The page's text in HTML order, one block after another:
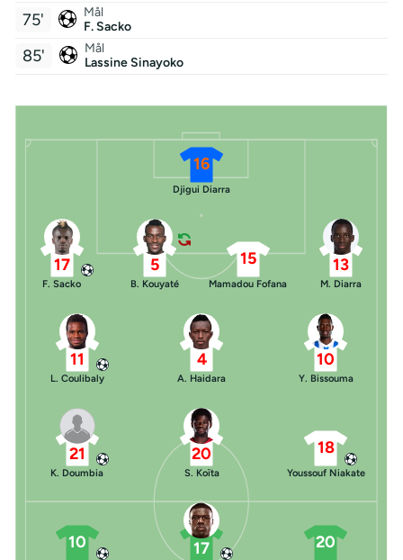
Mål
F. Sacko
75'
Mål
Lassine Sinayoko
85'
16
Djigui Diarra
13
M. Diarra
15
Mamadou Fofana
5
B. Kouyaté
17
F. Sacko
10
Y. Bissouma
4
A. Haidara
11
L. Coulibaly
18
Youssouf Niakate
20
S. Koïta
21
K. Doumbia
10 17 20